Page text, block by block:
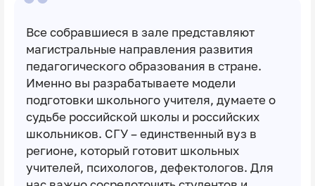
Все собравшиеся в зале представляют
магистральные направления развития
педагогического образования в стране.
Именно вы разрабатываете модели
подготовки школьного учителя, думаете о
судьбе российской школы и российских
школьников. СГУ – единственный вуз в
регионе, который готовит школьных
учителей, психологов, дефектологов. Для